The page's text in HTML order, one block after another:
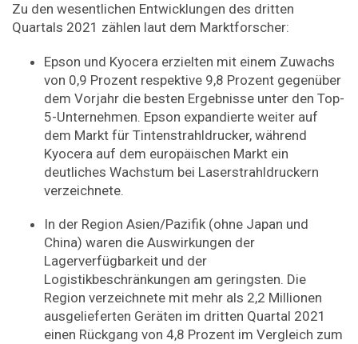
Zu den wesentlichen Entwicklungen des dritten
Quartals 2021 zählen laut dem Marktforscher:
Epson und Kyocera erzielten mit einem Zuwachs
von 0,9 Prozent respektive 9,8 Prozent gegenüber
dem Vorjahr die besten Ergebnisse unter den Top-
5-Unternehmen. Epson expandierte weiter auf
dem Markt für Tintenstrahldrucker, während
Kyocera auf dem europäischen Markt ein
deutliches Wachstum bei Laserstrahldruckern
verzeichnete.
In der Region Asien/Pazifik (ohne Japan und
China) waren die Auswirkungen der
Lagerverfügbarkeit und der
Logistikbeschränkungen am geringsten. Die
Region verzeichnete mit mehr als 2,2 Millionen
ausgelieferten Geräten im dritten Quartal 2021
einen Rückgang von 4,8 Prozent im Vergleich zum